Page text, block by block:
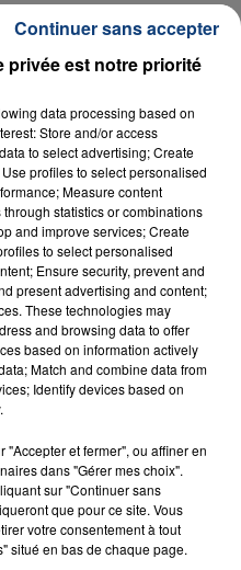
: UNE FEMME ET
ET LA...
le feu après avoir
bébé de trois mois
SE FAIRE
RESSORT DE LA...
privée est notre priorité
data processing based on
Store and/or access
to select advertising; Create
profiles to select personalised
Measure content
statistics or combinations
and improve services; Create
to select personalised
Ensure security, prevent and
present advertising and content;
These technologies may
and browsing data to offer
based on information actively
Match and combine data from
Identify devices based on
et fermer", ou affiner en
dans "Gérer mes choix".
sur "Continuer sans
que pour ce site. Vous
votre consentement à tout
situé en bas de chaque page.
Continuer sans accepter